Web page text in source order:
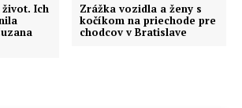
Ich
Zrážka vozidla a ženy s
kočíkom na priechode pre
chodcov v Bratislave